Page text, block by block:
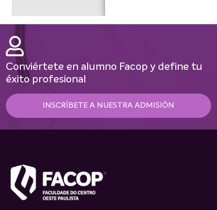
Conviértete en alumno Facop y define tu
éxito profesional
INSCRÍBETE A NUESTRA ADMISIÓN